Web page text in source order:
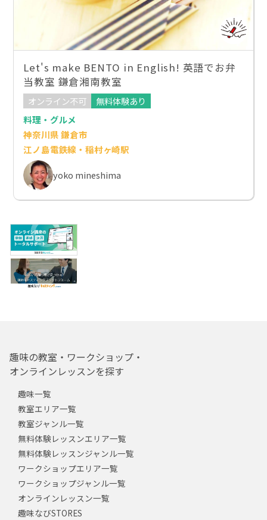
Let's make BENTO in English! 英語でお弁
当教室 鎌倉湘南教室
オンライン不可
無料体験あり
料理・グルメ
神奈川県 鎌倉市
江ノ島電鉄線・稲村ヶ崎駅
yoko mineshima
趣味の教室・ワークショップ・
オンラインレッスンを探す
趣味一覧
教室エリア一覧
教室ジャンル一覧
無料体験レッスンエリア一覧
無料体験レッスンジャンル一覧
ワークショップエリア一覧
ワークショップジャンル一覧
オンラインレッスン一覧
趣味なびSTORES